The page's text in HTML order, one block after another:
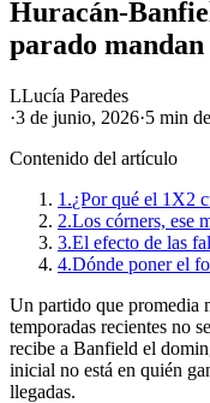
Huracán-
parado
LLucía Paredes
·3 de junio, 2026·5 min
Contenido del artículo
1.¿Por qué el 1X2
2.Los córners, ese
3.El efecto de las
4.Dónde poner el
Un partido que promedia
temporadas recientes no
recibe a Banfield el
inicial no está en quién
llegadas.